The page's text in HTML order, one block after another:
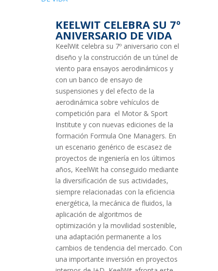
KEELWIT CELEBRA SU 7º
ANIVERSARIO DE VIDA
KeelWit celebra su 7º aniversario con el
diseño y la construcción de un túnel de
viento para ensayos aerodinámicos y
con un banco de ensayo de
suspensiones y del efecto de la
aerodinámica sobre vehículos de
competición para el Motor & Sport
Institute y con nuevas ediciones de la
formación Formula One Managers. En
un escenario genérico de escasez de
proyectos de ingeniería en los últimos
años, KeelWit ha conseguido mediante
la diversificación de sus actividades,
siempre relacionadas con la eficiencia
energética, la mecánica de fluidos, la
aplicación de algoritmos de
optimización y la movilidad sostenible,
una adaptación permanente a los
cambios de tendencia del mercado. Con
una importante inversión en proyectos